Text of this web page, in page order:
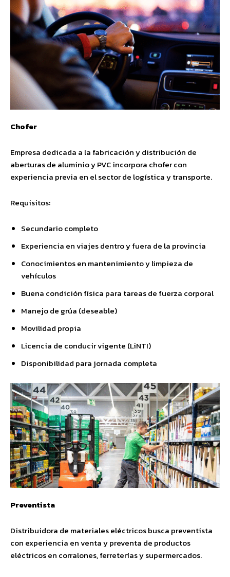
Chofer
Empresa dedicada a la fabricación y distribución de
aberturas de aluminio y PVC incorpora chofer con
experiencia previa en el sector de logística y transporte.
Requisitos:
Secundario completo
Experiencia en viajes dentro y fuera de la provincia
Conocimientos en mantenimiento y limpieza de
vehículos
Buena condición física para tareas de fuerza corporal
Manejo de grúa (deseable)
Movilidad propia
Licencia de conducir vigente (LiNTI)
Disponibilidad para jornada completa
Preventista
Distribuidora de materiales eléctricos busca preventista
con experiencia en venta y preventa de productos
eléctricos en corralones, ferreterías y supermercados.